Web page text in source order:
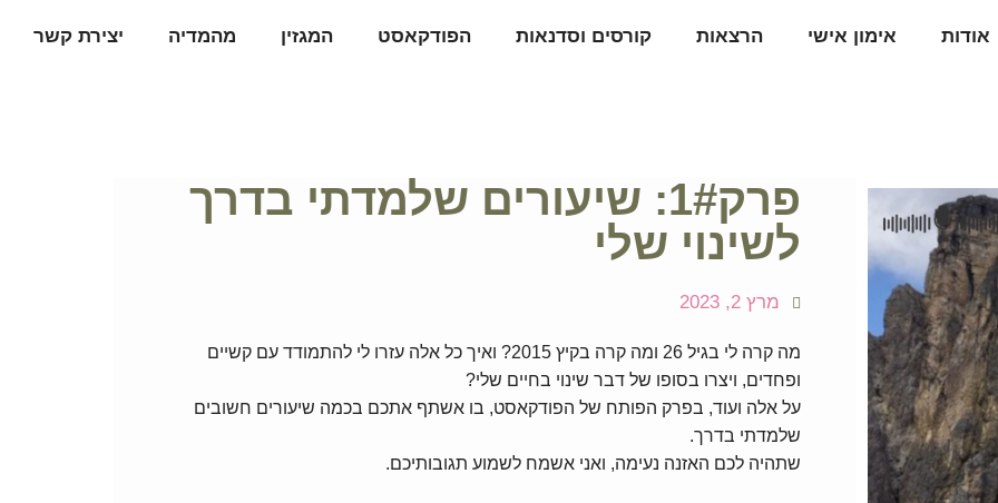
אודות אימון אישי הרצאות קורסים וסדנאות הפודקאסט המגזין מהמדיה יצירת קשר
פרק1#: שיעורים שלמדתי בדרך
לשינוי שלי
מרץ 2, 2023
מה קרה לי בגיל 26 ומה קרה בקיץ 2015? ואיך כל אלה עזרו לי להתמודד עם קשיים
ופחדים, ויצרו בסופו של דבר שינוי בחיים שלי?
על אלה ועוד, בפרק הפותח של הפודקאסט, בו אשתף אתכם בכמה שיעורים חשובים
שלמדתי בדרך.
שתהיה לכם האזנה נעימה, ואני אשמח לשמוע תגובותיכם.